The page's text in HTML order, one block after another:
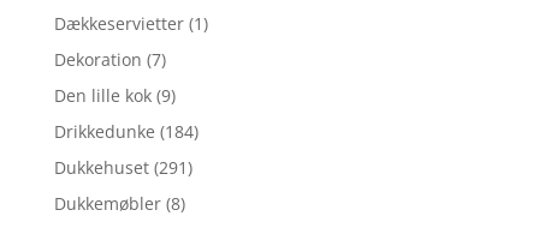
Dækkeservietter (1)
Dekoration (7)
Den lille kok (9)
Drikkedunke (184)
Dukkehuset (291)
Dukkemøbler (8)